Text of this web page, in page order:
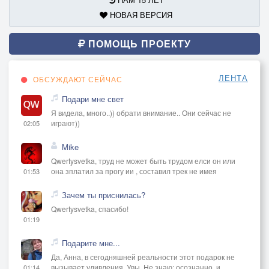
НОВАЯ ВЕРСИЯ
ПОМОЩЬ ПРОЕКТУ
ОБСУЖДАЮТ СЕЙЧАС ЛЕНТА
02:05
Подари мне свет
Я видела, много..)) обрати внимание.. Они сейчас не
играют))
01:53
Mike
Qwertysvetka, труд не может быть трудом елси он или
она зплатил за прогу ии , составил трек не имея
01:19
Зачем ты приснилась?
Qwertysvetka, спасибо!
Подарите мне...
Да, Анна, в сегодняшней реальности этот подарок не
вызывает удивления. Увы. Не знаю: осознанно, и